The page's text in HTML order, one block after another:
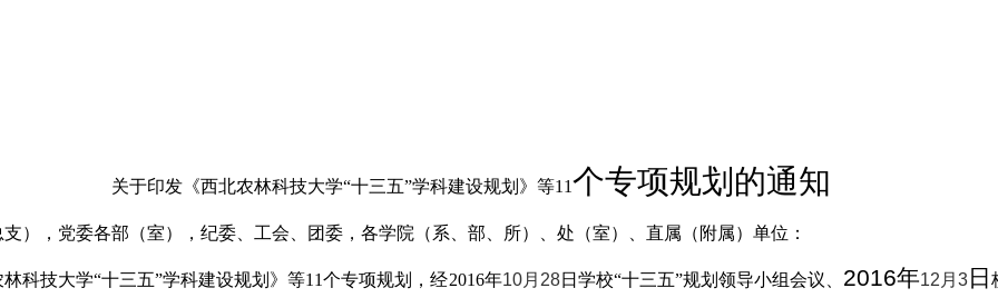
关于印发《西北农林科技大学“十三五”学科建设规划》等11个专项规划的通知
），党委各部（室），纪委、工会、团委，各学院（系、部、所）、处（室）、直属（附属）单位：
科技大学“十三五”学科建设规划》等11个专项规划，经2016年10月28日学校“十三五”规划领导小组会议 2016年12 月3 日